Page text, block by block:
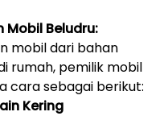
Mobil Beludru:
mobil dari bahan
rumah, pemilik mobil
cara sebagai berikut:
Kering